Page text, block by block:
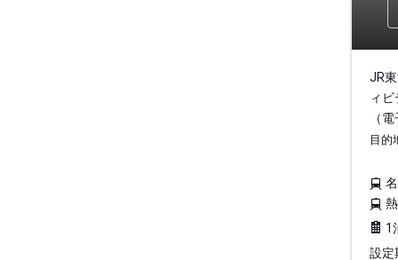
JR
ィ
（
目的
1
設